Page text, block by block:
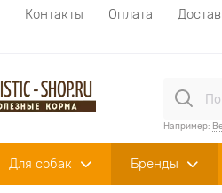
Контакты Оплата
Например:
Для собак Бренды